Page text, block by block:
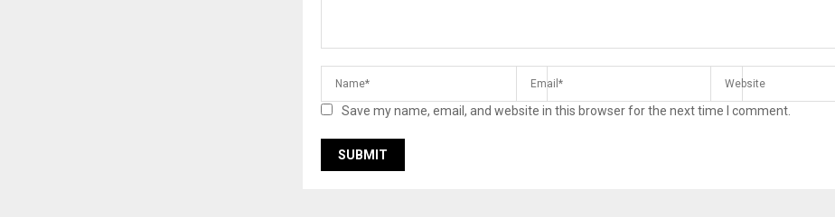
Save my name, email, and website in this browser for the next time I comment.